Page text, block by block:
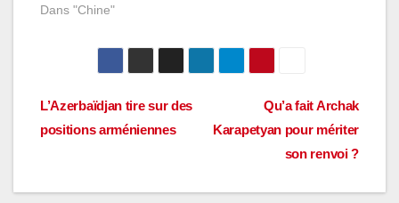
Dans "Chine"
Navigation
de
l’article
Qu’a fait Archak
Karapetyan pour mériter
son renvoi ?
L’Azerbaïdjan tire sur des
positions arméniennes